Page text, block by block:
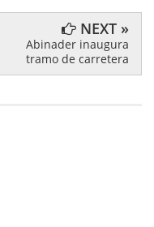
NEXT »
Abinader inaugura
tramo de carretera